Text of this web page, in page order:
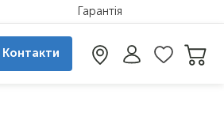
Гарантія
Контакти